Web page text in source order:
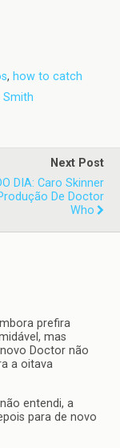
, how to catch
Smith
Next Post
DIA: Caro Skinner
De Doctor
Who
prefira
mas
Doctor não
a oitava
entendi, a
para de novo